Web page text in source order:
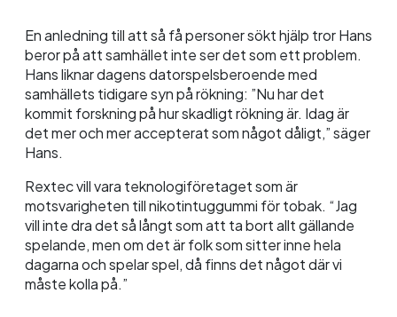
En anledning till att så få personer sökt hjälp tror Hans
beror på att samhället inte ser det som ett problem.
Hans liknar dagens datorspelsberoende med
samhällets tidigare syn på rökning: ”Nu har det
kommit forskning på hur skadligt rökning är. Idag är
det mer och mer accepterat som något dåligt,” säger
Hans.
Rextec vill vara teknologiföretaget som är
motsvarigheten till nikotintuggummi för tobak. “Jag
vill inte dra det så långt som att ta bort allt gällande
spelande, men om det är folk som sitter inne hela
dagarna och spelar spel, då finns det något där vi
måste kolla på.”